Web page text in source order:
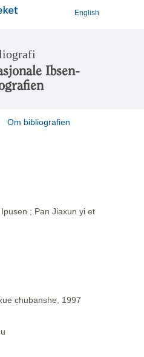
English
Ibsen-
Om bibliografien
; Pan Jiaxun yi et
chubanshe, 1997